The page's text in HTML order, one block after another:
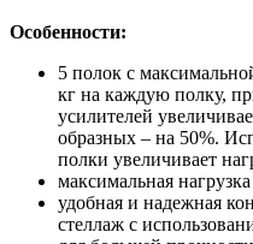
Особенности:
5 полок с
кг на каждую полку,
усилителей
образных – на 50%.
полки увеличивает
максимальная
удобная и надежная
стеллаж с